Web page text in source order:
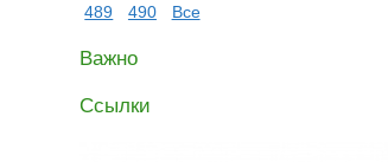
489
490 Все
Важно
Ссылки